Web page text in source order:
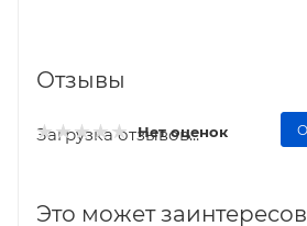
Отзывы
Нет оценок
Загрузка отзывов...
Это может